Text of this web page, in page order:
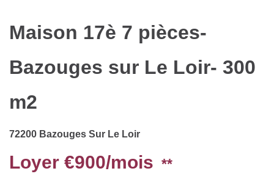
Maison 17è 7 pièces-
Bazouges sur Le Loir- 300
m2
72200 Bazouges Sur Le Loir
Loyer €900/mois **